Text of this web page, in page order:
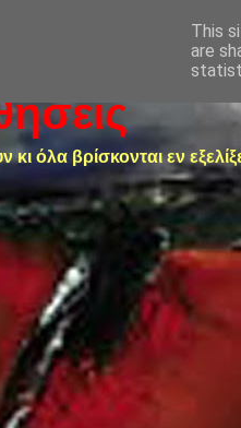
κι όλα βρίσκονται εν
This
are